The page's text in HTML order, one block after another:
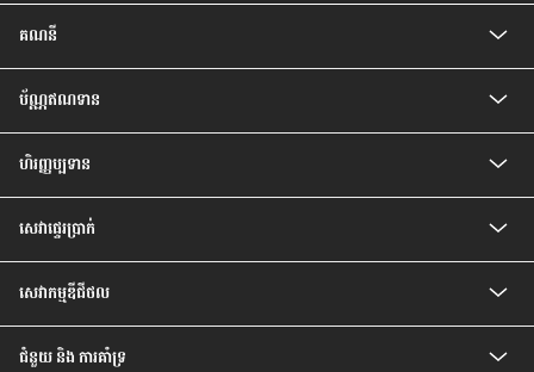
គណនី
គណនីកុមារ
គណនីបញ្ញើសំចៃ
គណនីសន្សំជាប្រាក់រៀល
គណនីបញ្ញើ មានកាលកំណត់
គណនីបញ្ញើ មានកាលកំណត់ ប្រាក់រៀល
គណនីបញ្ញើមានកាលកំណត់ រូបិយប័ណ្ណបរទេស
គណនីសន្សំវៃឆ្លាត
គណនីប្រាក់បៀវត្សវៃឆ្លាត
ប័ណ្ណឥណទាន
ប័ណ្ណឥណទាន CIMB Visa Gold
ប័ណ្ណឥណទាន CIMB PREFERRED VISA PLATINUM
បទប្បញ្ញត្តិ និងលក្ខខណ្ឌរបស់ម្ចាស់ប័ណ្ណ
ហិរញ្ញប្បទាន
ឥណទានគេហដ្ឋាន
ឥណទានរថយន្ត
ឥណទានបុគ្គល
ឥណទានប្រាក់បៀវត្ស
ឥណទានកែលម្អគេហដ្ឋាន
សេវា​ផ្ទេរ​ប្រាក់
សេវាផ្ទេរប្រាក់ Telegraph
សេវាកម្មឌីជីថល
សេវាធនាគារដោយខ្លួនឯង
ជំនួយ និង ការគាំទ្រ